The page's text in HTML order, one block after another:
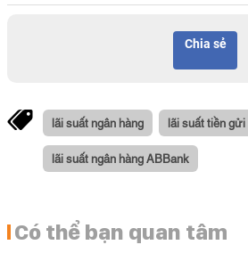
Chia sẻ
lãi suất ngân hàng lãi suất tiền gửi
lãi suất ngân hàng ABBank
Có thể bạn quan tâm